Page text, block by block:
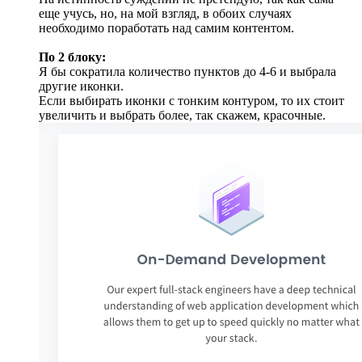
еще учусь, но, на мой взгляд, в обоих случаях
необходимо поработать над самим контентом.
По 2 блоку:
Я бы сократила количество пунктов до 4-6 и выбрала
другие иконки.
Если выбирать иконки с тонким контуром, то их стоит
увеличить и выбрать более, так скажем, красочные.